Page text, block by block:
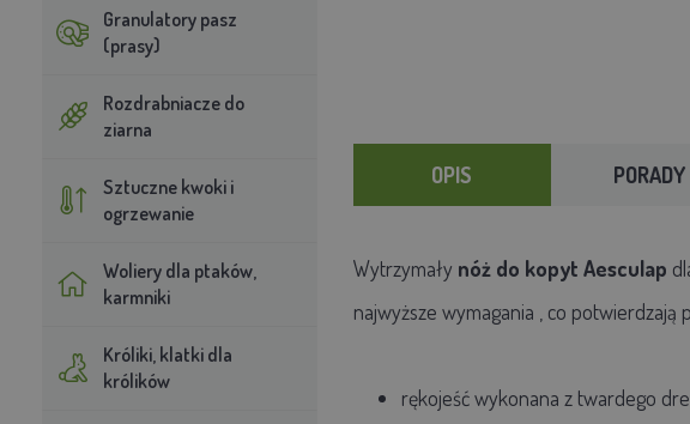
Granulatory pasz
(prasy)
Rozdrabniacze do
ziarna
Sztuczne kwoki i
ogrzewanie
Woliery dla ptaków,
karmniki
Króliki, klatki dla
królików
OPIS PORADY
Wytrzymały nóż do kopyt Aesculap
najwyższe wymagania co potwierdzają
rękojeść wykonana z twardego